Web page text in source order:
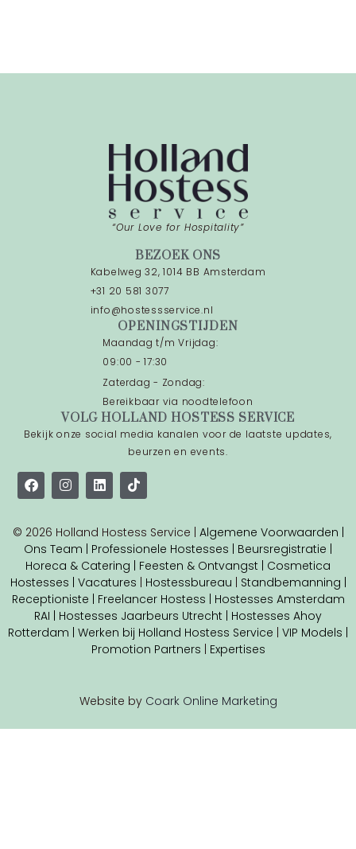
“Our Love for Hospitality”
BEZOEK ONS
Kabelweg 32, 1014 BB Amsterdam
+31 20 581 3077
info@hostessservice.nl
OPENINGSTIJDEN
Maandag t/m Vrijdag:
09:00 - 17:30
Zaterdag - Zondag:
Bereikbaar via noodtelefoon
VOLG HOLLAND HOSTESS SERVICE
Bekijk onze social media kanalen voor de laatste updates,
beurzen en events.
© 2026 Holland Hostess Service | Algemene Voorwaarden |
Ons Team | Professionele Hostesses | Beursregistratie |
Horeca & Catering | Feesten & Ontvangst | Cosmetica
Hostesses | Vacatures Hostessbureau
Standbemanning |
Receptioniste | Freelancer Hostess
Hostesses Amsterdam
RAI | Hostesses Jaarbeurs Utrecht | Hostesses Ahoy
Rotterdam | Werken bij Holland Hostess Service VIP Models |
Promotion Partners
Expertises
Website by Coark Online Marketing